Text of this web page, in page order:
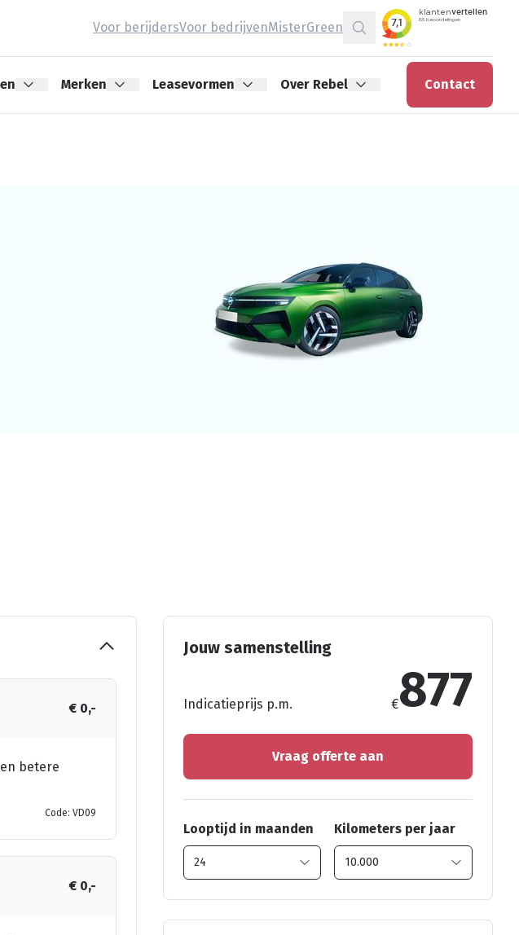
Voor berijdersVoor bedrijvenMisterGreen
Zoeken
Merken Leasevormen Over Rebel Contact
€ 0,-
betere
Code: VD09
€ 0,-
Jouw samenstelling
Indicatieprijs p.m. €877
Vraag offerte aan
Looptijd in maanden Kilometers per jaar